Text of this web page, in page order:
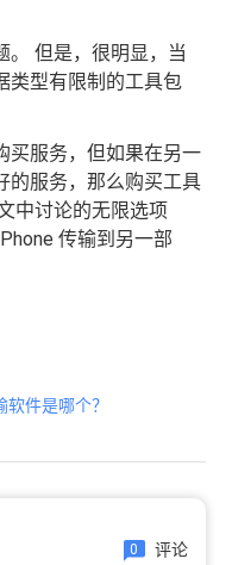
。 但是，很明显，当
类型有限制的工具包
买服务，但如果在另一
的服务，那么购买工具
中讨论的无限选项
传输到另一部
件是哪个？
0 评论